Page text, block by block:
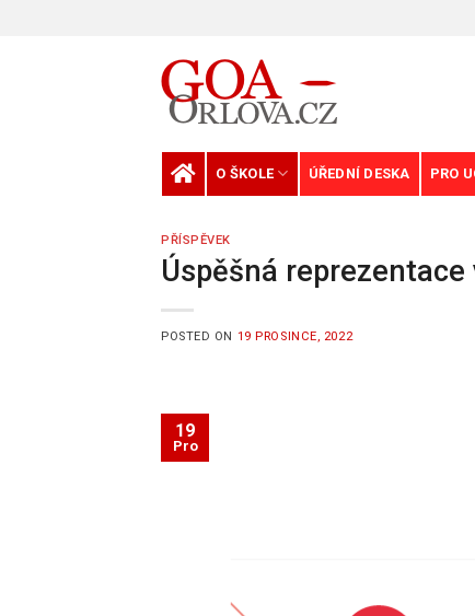
O ŠKOLE ÚŘEDNÍ DESKA PRO
PŘÍSPĚVEK
Úspěšná
POSTED ON 19 PROSINCE, 2022
19
Pro